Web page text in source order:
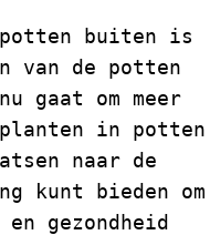
potten buiten is
de potten
gaat om meer
in potten
naar de
kunt bieden om
gezondheid